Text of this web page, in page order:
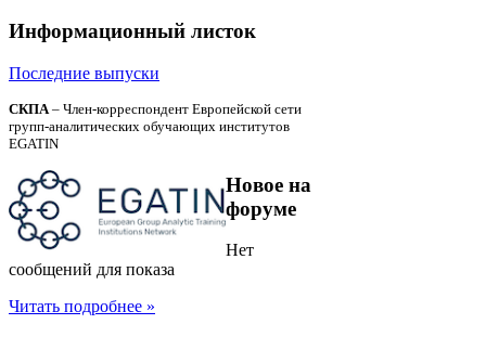
Информационный листок
Последние выпуски
СКПА – Член-корреспондент Европейской сети
групп-аналитических обучающих институтов
EGATIN
Новое на
форуме
Нет
сообщений для показа
Читать подробнее »